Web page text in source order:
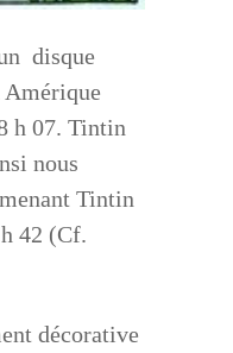
disque
Amérique
h 07. Tintin
nous
Tintin
42 (Cf.
décorative